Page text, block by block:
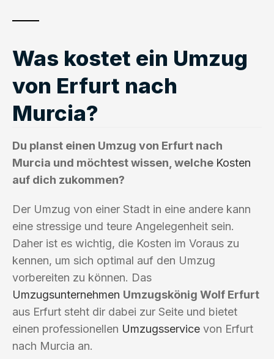
Was kostet ein Umzug
von Erfurt nach
Murcia?
Du planst einen Umzug von Erfurt nach
Murcia und möchtest wissen, welche Kosten
auf dich zukommen?
Der Umzug von einer Stadt in eine andere kann
eine stressige und teure Angelegenheit sein.
Daher ist es wichtig, die Kosten im Voraus zu
kennen, um sich optimal auf den Umzug
vorbereiten zu können. Das
Umzugsunternehmen Umzugskönig Wolf Erfurt
aus Erfurt steht dir dabei zur Seite und bietet
einen professionellen Umzugsservice von Erfurt
nach Murcia an.